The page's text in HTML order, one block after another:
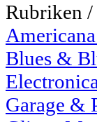
Rubriken /
Blues &
Electronica
Garage &